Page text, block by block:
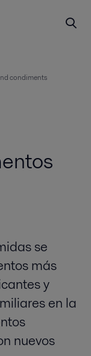
condiments
se
más
y
en la
nuevos